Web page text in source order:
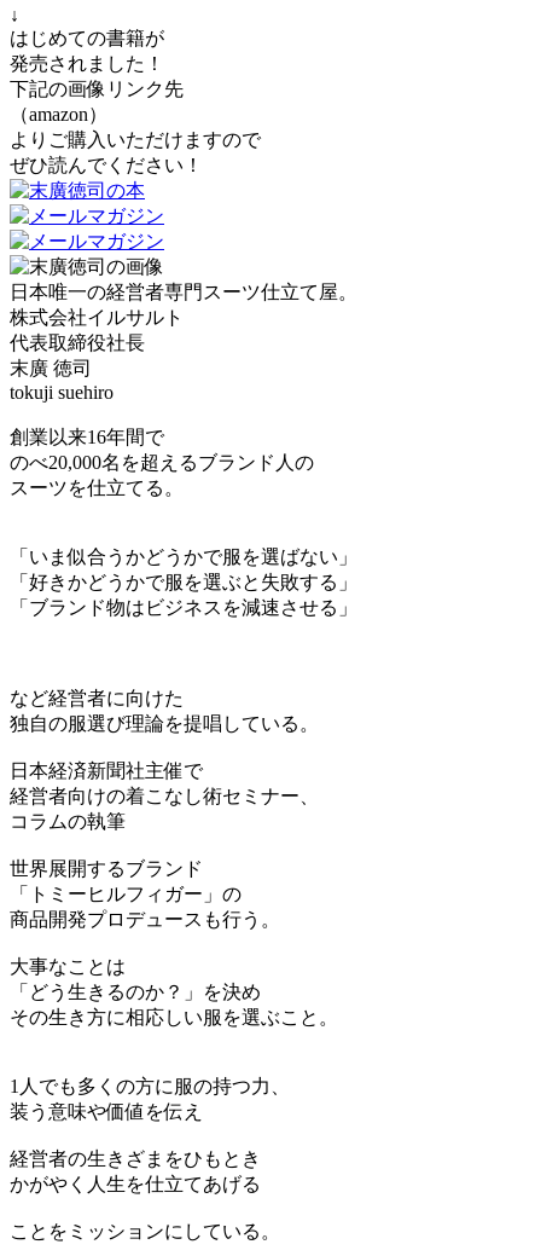
↓
はじめての書籍が
発売されました！
下記の画像リンク先
（amazon）
よりご購入いただけますので
ぜひ読んでください！
日本唯一の経営者専門スーツ仕立て屋。
株式会社イルサルト
代表取締役社長
末廣 徳司
tokuji suehiro
創業以来16年間で
のべ20,000名を超えるブランド人の
スーツを仕立てる。
「いま似合うかどうかで服を選ばない」
「好きかどうかで服を選ぶと失敗する」
「ブランド物はビジネスを減速させる」
など経営者に向けた
独自の服選び理論を提唱している。
日本経済新聞社主催で
経営者向けの着こなし術セミナー、
コラムの執筆
世界展開するブランド
「トミーヒルフィガー」の
商品開発プロデュースも行う。
大事なことは
「どう生きるのか？」を決め
その生き方に相応しい服を選ぶこと。
1人でも多くの方に服の持つ力、
装う意味や価値を伝え
経営者の生きざまをひもとき
かがやく人生を仕立てあげる
ことをミッションにしている。